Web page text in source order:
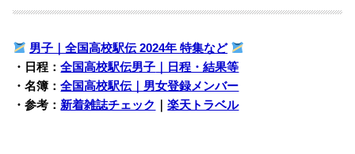
男子｜全国高校駅伝 2024年 特集など
・日程：全国高校駅伝男子 ｜日程・結果等
・名簿：全国高校駅伝｜男女登録メンバー
・参考： 新着雑誌チェック ｜楽天トラベル